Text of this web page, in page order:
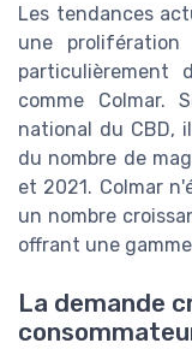
Les tendances
une prolifération
particulièrement
comme Colmar.
national du CBD,
du nombre de
et 2021. Colmar
un nombre
offrant une
La demande